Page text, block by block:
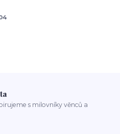
s milovníky věnců a